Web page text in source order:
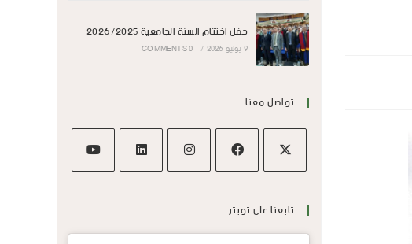
حفل اختتام السنة الجامعية 2026/2025
9 يوليو 2026 /
0 COMMENTS
تواصل معنا
تابعنا على تويتر